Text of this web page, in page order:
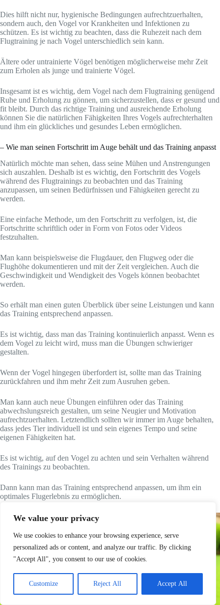
We value your privacy
We use cookies to enhance your browsing experience, serve
personalized ads or content, and analyze our traffic. By clicking
"Accept All", you consent to our use of cookies.
Customize Reject All Accept All
Dies hilft nicht nur, hygienische Bedingungen aufrechtzuerhalten,
sondern auch, den Vogel vor Krankheiten und Infektionen zu
schützen. Es ist wichtig zu beachten, dass die Ruhezeit nach dem
Flugtraining je nach Vogel unterschiedlich sein kann.
Ältere oder untrainierte Vögel benötigen möglicherweise mehr Zeit
zum Erholen als junge und trainierte Vögel.
Insgesamt ist es wichtig, dem Vogel nach dem Flugtraining genügend
Ruhe und Erholung zu gönnen, um sicherzustellen, dass er gesund und
fit bleibt. Durch das richtige Training und ausreichende Erholung
können Sie die natürlichen Fähigkeiten Ihres Vogels aufrechterhalten
und ihm ein glückliches und gesundes Leben ermöglichen.
– Wie man seinen Fortschritt im Auge behält und das Training anpasst
Natürlich möchte man sehen, dass seine Mühen und Anstrengungen
sich auszahlen. Deshalb ist es wichtig, den Fortschritt des Vogels
während des Flugtrainings zu beobachten und das Training
anzupassen, um seinen Bedürfnissen und Fähigkeiten gerecht zu
werden.
Eine einfache Methode, um den Fortschritt zu verfolgen, ist, die
Fortschritte schriftlich oder in Form von Fotos oder Videos
festzuhalten.
Man kann beispielsweise die Flugdauer, den Flugweg oder die
Flughöhe dokumentieren und mit der Zeit vergleichen. Auch die
Geschwindigkeit und Wendigkeit des Vogels können beobachtet
werden.
So erhält man einen guten Überblick über seine Leistungen und kann
das Training entsprechend anpassen.
Es ist wichtig, dass man das Training kontinuierlich anpasst. Wenn es
dem Vogel zu leicht wird, muss man die Übungen schwieriger
gestalten.
Wenn der Vogel hingegen überfordert ist, sollte man das Training
zurückfahren und ihm mehr Zeit zum Ausruhen geben.
Man kann auch neue Übungen einführen oder das Training
abwechslungsreich gestalten, um seine Neugier und Motivation
aufrechtzuerhalten. Letztendlich sollten wir immer im Auge behalten,
dass jedes Tier individuell ist und sein eigenes Tempo und seine
eigenen Fähigkeiten hat.
Es ist wichtig, auf den Vogel zu achten und sein Verhalten während
des Trainings zu beobachten.
Dann kann man das Training entsprechend anpassen, um ihm ein
optimales Flugerlebnis zu ermöglichen.